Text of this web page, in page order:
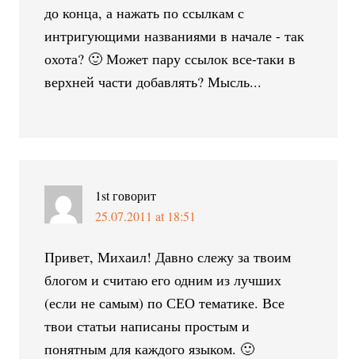
до конца, а нажать по ссылкам с
интригующими названиями в начале - так
охота? 🙂 Может пару ссылок все-таки в
верхней части добавлять? Мысль...
1stговорит
25.07.2011 at 18:51
Привет, Михаил! Давно слежу за твоим
блогом и считаю его одним из лучших
(если не самым) по СЕО тематике. Все
твои статьи написаны простым и
понятным для каждого языком. 🙂